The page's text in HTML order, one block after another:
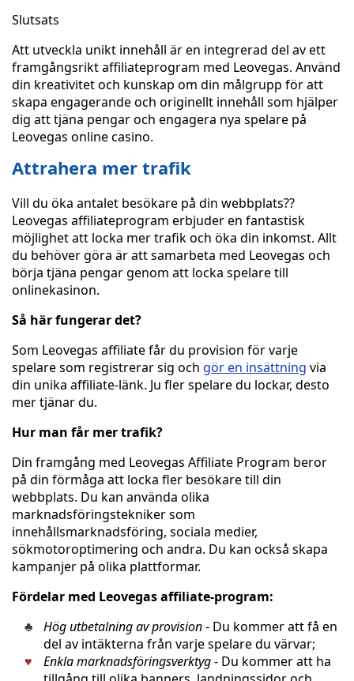
Slutsats
Att utveckla unikt innehåll är en integrerad del av ett
framgångsrikt affiliateprogram med Leovegas. Använd
din kreativitet och kunskap om din målgrupp för att
skapa engagerande och originellt innehåll som hjälper
dig att tjäna pengar och engagera nya spelare på
Leovegas online casino.
Attrahera mer trafik
Vill du öka antalet besökare på din webbplats??
Leovegas affiliateprogram erbjuder en fantastisk
möjlighet att locka mer trafik och öka din inkomst. Allt
du behöver göra är att samarbeta med Leovegas och
börja tjäna pengar genom att locka spelare till
onlinekasinon.
Så här fungerar det?
Som Leovegas affiliate får du provision för varje
spelare som registrerar sig och gör en insättning via
din unika affiliate-länk. Ju fler spelare du lockar, desto
mer tjänar du.
Hur man får mer trafik?
Din framgång med Leovegas Affiliate Program beror
på din förmåga att locka fler besökare till din
webbplats. Du kan använda olika
marknadsföringstekniker som
innehållsmarknadsföring, sociala medier,
sökmotoroptimering och andra. Du kan också skapa
kampanjer på olika plattformar.
Fördelar med Leovegas affiliate-program:
Hög utbetalning av provision- Du kommer att få en
del av intäkterna från varje spelare du värvar;
Enkla marknadsföringsverktyg- Du kommer att ha